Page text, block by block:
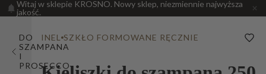
Witaj w sklepie KROSNO. Nowy sklep, niezmiennie najwyższa
jakość.
DO
SZAMPANA
I
PROSECCO
INEL SZKŁO FORMOWANE RĘCZNIE